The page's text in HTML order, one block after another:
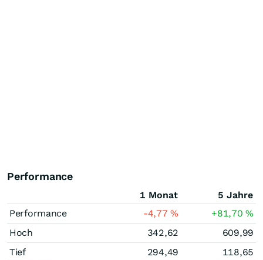
Performance
1 Monat
5 Jahre
Performance
-4,77% +81,70%
Hoch
342,62
609,99
Tief
294,49
118,65